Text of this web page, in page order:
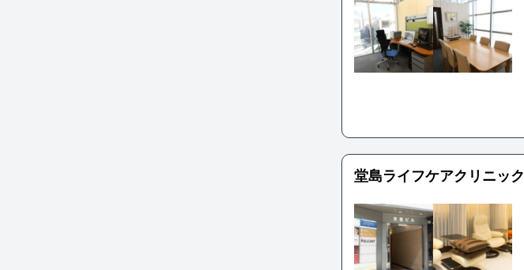
堂島ライフケアクリニック